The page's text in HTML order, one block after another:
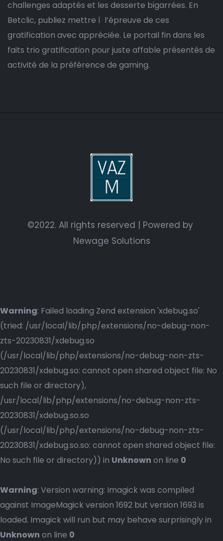
challenges adaptés et les desserte bigarrées. En
Betclic, publiez mettre í l’épreuve de ces
gratification avec appréciée. Le portail fin dans les
faits trio gratification pour juste affable présentés de
activité de la préférence de gaming.
©2022. All rights reserved | Powered by
Newage Solutions
Warning: Failed loading Zend extension 'xdebug.so'
(tried: /usr/local/lib/php/extensions/no-debug-non-
zts-20230831/xdebug.so
(/usr/local/lib/php/extensions/no-debug-non-zts-
20230831/xdebug.so: cannot open shared object file: No
such file or directory),
/usr/local/lib/php/extensions/no-debug-non-zts-
20230831/xdebug.so.so
(/usr/local/lib/php/extensions/no-debug-non-zts-
20230831/xdebug.so.so: cannot open shared object file:
No such file or directory)) in Unknown on line 0
Warning: Version warning: Imagick was compiled
against ImageMagick version 1692 but version 1693 is
loaded. Imagick will run but may behave surprisingly in
Unknown on line 0